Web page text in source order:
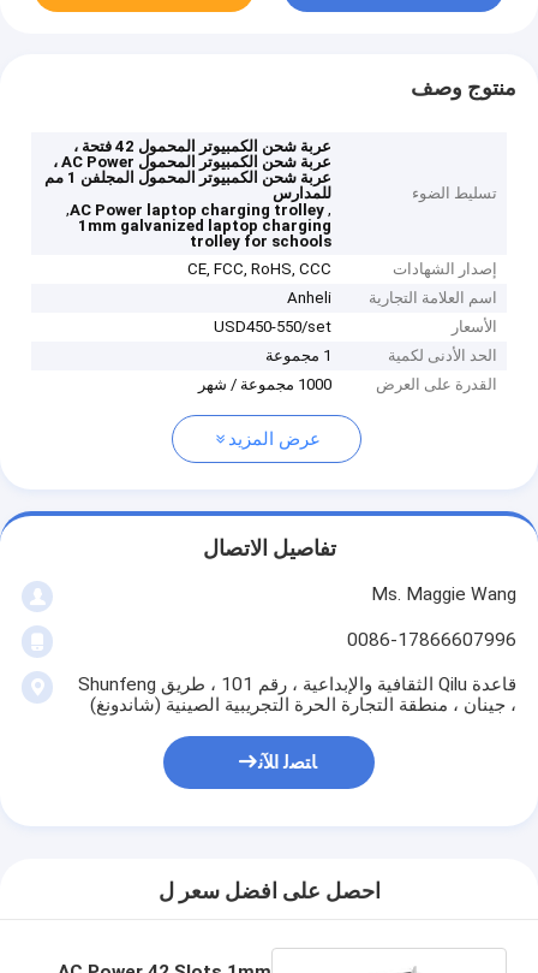
منتوج وصف
تسليط الضوء
عربة شحن الكمبيوتر المحمول 42 فتحة ،
عربة شحن الكمبيوتر المحمول AC Power ،
عربة شحن الكمبيوتر المحمول المجلفن 1 مم
للمدارس
,
AC Power laptop charging trolley
,
1mm galvanized laptop charging
trolley for schools
إصدار الشهادات
CE, FCC, RoHS, CCC
اسم العلامة التجارية
Anheli
الأسعار
USD450-550/set
الحد الأدنى لكمية
1 مجموعة
القدرة على العرض
1000 مجموعة / شهر
عرض المزيد
تفاصيل الاتصال
Ms. Maggie Wang
0086-17866607996
قاعدة Qilu الثقافية والإبداعية ، رقم 101 ، طريق Shunfeng
، جينان ، منطقة التجارة الحرة التجريبية الصينية (شاندونغ)
ﺎﺘﺼﻟ ﺍﻶﻧ
احصل على افضل سعر ل